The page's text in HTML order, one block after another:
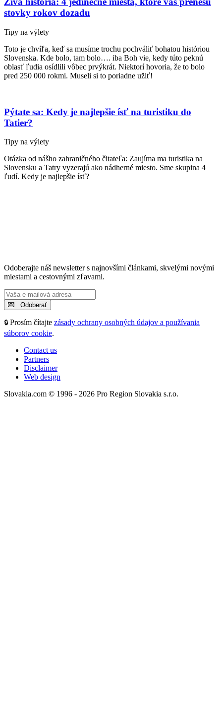
stovky rokov dozadu
Tipy na výlety
Toto je chvíľa, keď sa musíme trochu pochváliť bohatou históriou
Slovenska. Kde bolo, tam bolo…. iba Boh vie, kedy túto peknú
oblasť ľudia osídlili vôbec prvýkrát. Niektorí hovoria, že to bolo
pred 250 000 rokmi. Museli si to poriadne užiť!
Pýtate sa: Kedy je najlepšie ísť na turistiku do
Tatier?
Tipy na výlety
Otázka od nášho zahraničného čitateľa: Zaujíma ma turistika na
Slovensku a Tatry vyzerajú ako nádherné miesto. Sme skupina 4
ľudí. Kedy je najlepšie ísť?
Odoberajte náš newsletter s najnovšími článkami, skvelými novými
miestami a cestovnými zľavami.
🔒 Prosím čítajte zásady ochrany osobných údajov a používania
súborov cookie.
Contact us
Partners
Disclaimer
Web design
Slovakia.com © 1996 - 2026 Pro Region Slovakia s.r.o.